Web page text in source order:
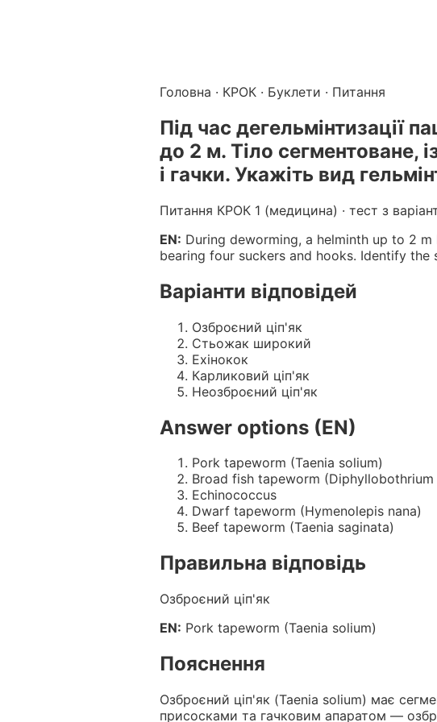
Головна · КРОК · Буклети · Питання
Під час дегельмінтизації
до 2 м. Тіло сегментоване,
і гачки. Укажіть вид
Питання КРОК 1 (медицина) · тест з
EN: During deworming, a helminth up to 2
bearing four suckers and hooks. Identify the
Варіанти відповідей
Озброєний ціп'як
Стьожак широкий
Ехінокок
Карликовий ціп'як
Неозброєний ціп'як
Answer options (EN)
Pork tapeworm (Taenia solium)
Broad fish tapeworm (Diphyllobothrium
Echinococcus
Dwarf tapeworm (Hymenolepis nana)
Beef tapeworm (Taenia saginata)
Правильна відповідь
Озброєний ціп'як
EN: Pork tapeworm (Taenia solium)
Пояснення
Озброєний ціп'як (Taenia solium) має
присосками та гачковим апаратом —